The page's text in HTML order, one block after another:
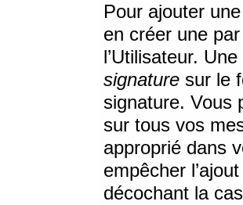
Pour ajouter
en créer une
l’Utilisateur.
signature sur le
signature. Vous
sur tous vos
approprié dans
empêcher
décochant la